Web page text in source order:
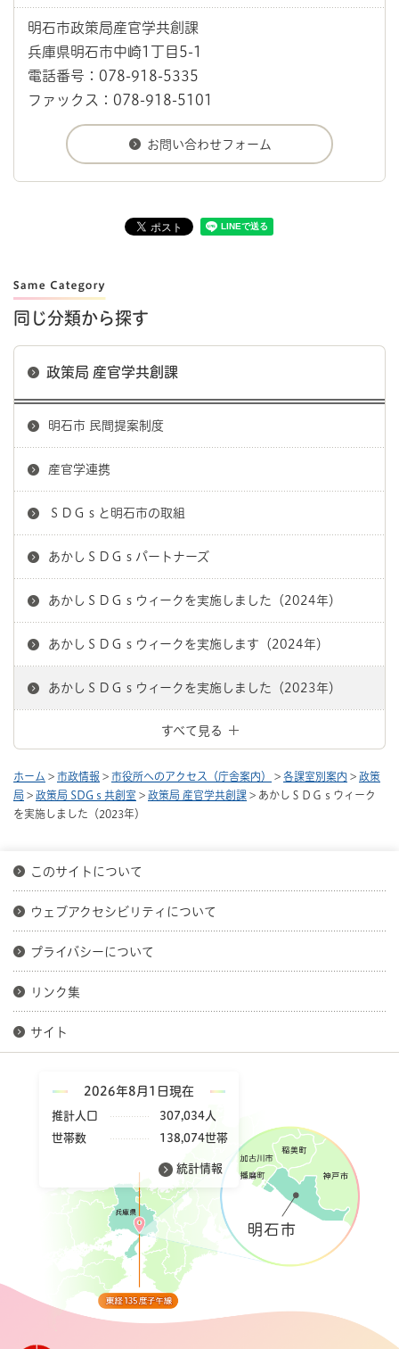
明石市政策局産官学共創課
兵庫県明石市中崎1丁目5-1
電話番号：078-918-5335
ファックス：078-918-5101
同じ分類から探す
政策局 産官学共創課
明石市 民間提案制度
産官学連携
ＳＤＧｓと明石市の取組
あかしＳＤＧｓパートナーズ
あかしＳＤＧｓウィークを実施しました（2024年）
あかしＳＤＧｓウィークを実施します（2024年）
あかしＳＤＧｓウィークを実施しました（2023年）
すべて見る
ホーム > 市政情報 > 市役所へのアクセス（庁舎案内） > 各課室別案内 > 政策
局 > 政策局 SDGｓ共創室 > 政策局 産官学共創課 > あかしＳＤＧｓウィーク
を実施しました（2023年）
このサイトについて
ウェブアクセシビリティについて
プライバシーについて
リンク集
サイト
2026年8月1日現在
推計人口
307,034人
世帯数
138,074世帯
統計情報